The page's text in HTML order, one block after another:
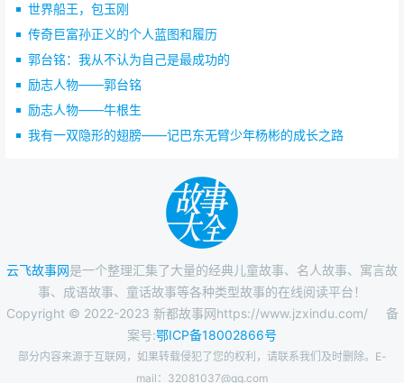
22日悄悄启程赶回香港。几个小时以后，他在记者招待会
上谈笑风生，宣布他“到当铺里转了一转”，已经筹集了足够
的资金，要以105元一股的高价，收购九龙仓股票2000万
股！ 第二天一早，大批持有九龙仓股票的小股东蜂拥
而上，抛出他们手中的股票。在短短的2个小时内，包玉刚
就调动了21亿元资金，完成了他的收购计划。至此，他所
掌握的九龙仓股票比怡和集团整整高出19％，完全控制了
2100个百万富翁凑起来，才能有这么多的钱哪！ “世界
船王”一举“登陆”，并且牢牢地掌握了陆地的控制权！包玉
刚功成名就，他所受到的尊重，远远超出了实业界的范
围。在英国女王封他为爵士后，日本天皇、比利时国王、
巴拿马和巴西的总统，纷纷授予他勋章或奖章。在他办公
室的墙壁上，挂着他与世界风云人物邓小平、里根、伊丽
莎白二世等人的合影…… 尽管包玉刚有如此显赫的威
望，但数十年来，他一直遵循着父亲的教诲：“脚踏实地地
工作，平易近人地待人．身体力行地做事。” 尽管包玉
世界船王，包玉刚
传奇巨富孙正义的个人蓝图和履历
郭台铭：我从不认为自己是最成功的
励志人物——郭台铭
励志人物——牛根生
我有一双隐形的翅膀——记巴东无臂少年杨彬的成长之路
云飞故事网是一个整理汇集了大量的经典儿童故事、名人故事、寓言故
事、成语故事、童话故事等各种类型故事的在线阅读平台！
Copyright © 2022-2023 新都故事网https://www.jzxindu.com/
备
案号:鄂ICP备18002866号
部分内容来源于互联网，如果转载侵犯了您的权利，请联系我们及时删除。E-
mail：32081037@qq.com